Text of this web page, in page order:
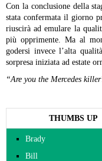
Con la conclusione della
stata confermata il giorno
riuscirà ad emulare la
più opprimente. Ma al
godersi invece l’alta
sorpresa iniziata ad estate
“Are you the Mercedes
THUMBS UP
Brady
Bill